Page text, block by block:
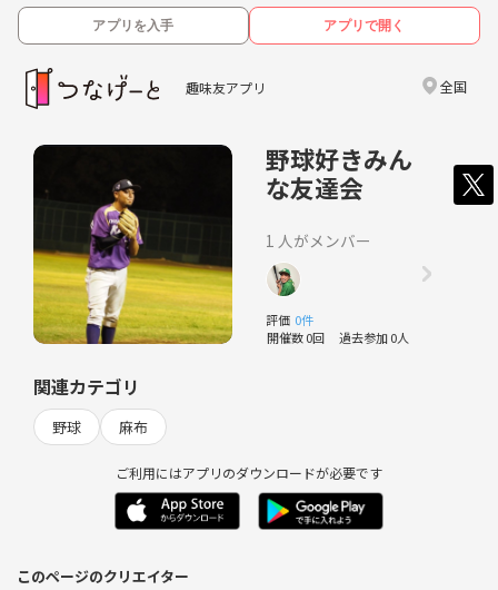
アプリを入手 アプリで開く
趣味友アプリ 全国
野球好きみん
な友達会
1 人がメンバー
評価 0件
開催数 0回 過去参加 0人
関連カテゴリ
野球 麻布
ご利用にはアプリのダウンロードが必要です
このページのクリエイター